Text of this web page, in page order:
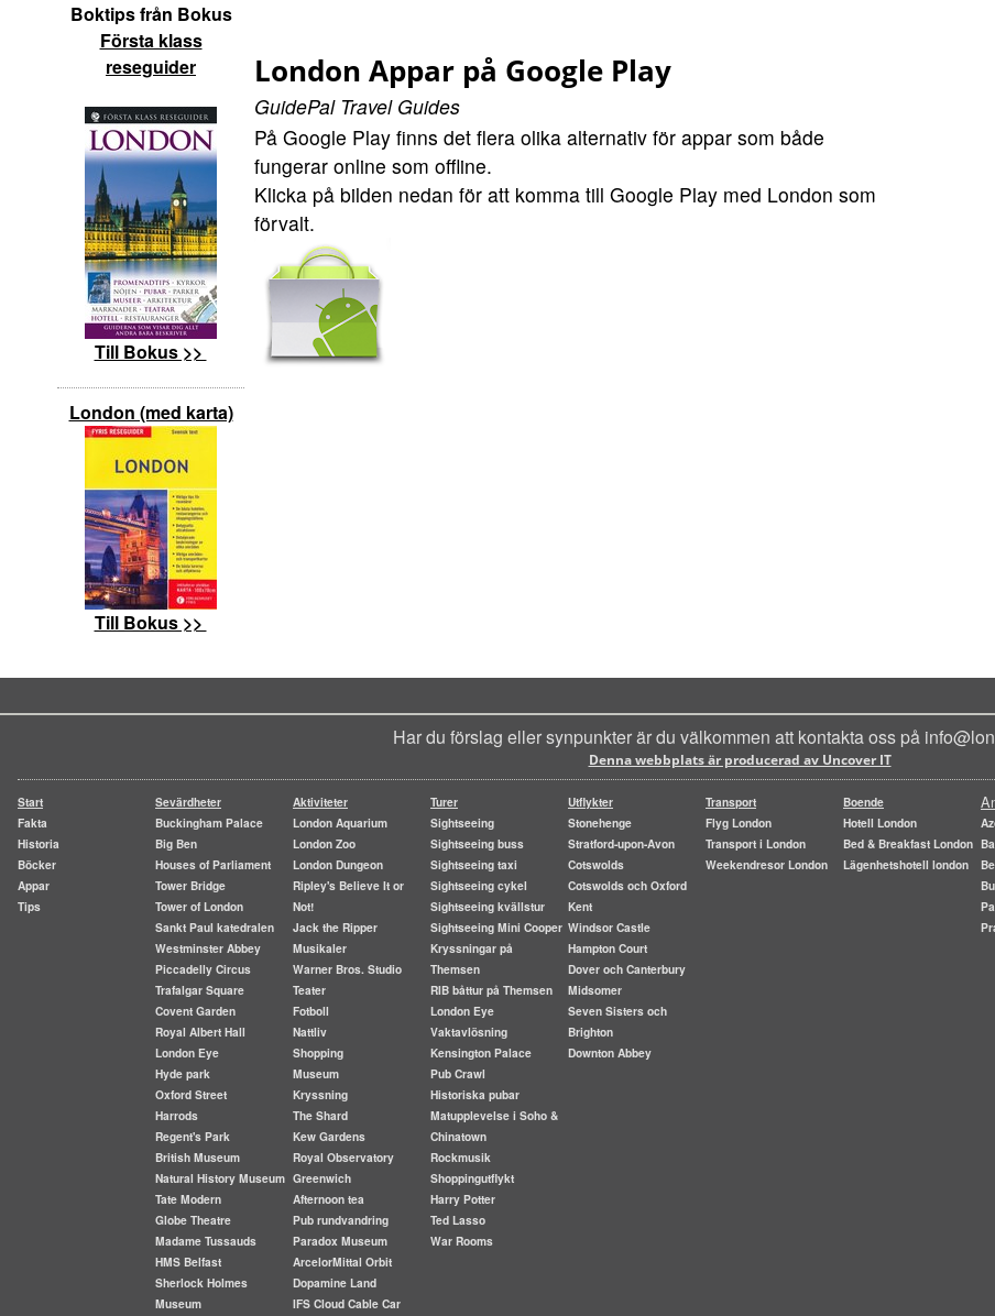
Boktips från Bokus
Första klass
reseguider
Till Bokus >>
London (med karta)
Till Bokus >>
London Appar på Google Play
GuidePal Travel Guides
På Google Play finns det flera olika alternativ för appar som både
fungerar online som offline.
Klicka på bilden nedan för att komma till Google Play med London som
förvalt.
Har du förslag eller synpunkter är du välkommen att kontakta oss på
Denna webbplats är producerad av Uncover IT
Start
Fakta
Historia
Böcker
Appar
Tips
Sevärdheter
Buckingham Palace
Big Ben
Houses of Parliament
Tower Bridge
Tower of London
Sankt Paul katedralen
Westminster Abbey
Piccadelly Circus
Trafalgar Square
Covent Garden
Royal Albert Hall
London Eye
Hyde park
Oxford Street
Harrods
Regent's Park
British Museum
Natural History Museum
Tate Modern
Globe Theatre
Madame Tussauds
HMS Belfast
Sherlock Holmes
Museum
Aktiviteter
London Aquarium
London Zoo
London Dungeon
Ripley's Believe It or
Not!
Jack the Ripper
Musikaler
Warner Bros. Studio
Teater
Fotboll
Nattliv
Shopping
Museum
Kryssning
The Shard
Kew Gardens
Royal Observatory
Greenwich
Afternoon tea
Pub rundvandring
Paradox Museum
ArcelorMittal Orbit
Dopamine Land
IFS Cloud Cable Car
Turer
Sightseeing
Sightseeing buss
Sightseeing taxi
Sightseeing cykel
Sightseeing kvällstur
Sightseeing Mini Cooper
Kryssningar på
Themsen
RIB båttur på Themsen
London Eye
Vaktavlösning
Kensington Palace
Pub Crawl
Historiska pubar
Matupplevelse i Soho &
Chinatown
Rockmusik
Shoppingutflykt
Harry Potter
Ted Lasso
War Rooms
Utflykter
Stonehenge
Stratford-upon-Avon
Cotswolds
Cotswolds och Oxford
Kent
Windsor Castle
Hampton Court
Dover och Canterbury
Midsomer
Seven Sisters och
Brighton
Downton Abbey
Transport
Flyg London
Transport i London
Weekendresor London
Boende
Hotell London
Bed & Breakfast London
Lägenhetshotell london